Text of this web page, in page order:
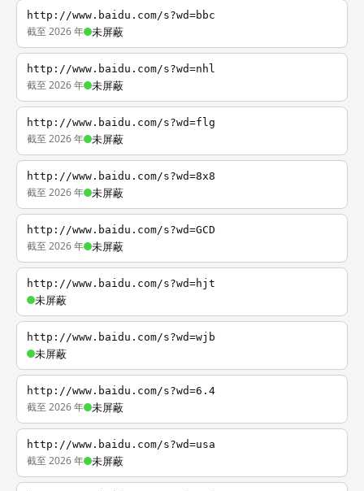
http://www.baidu.com/s?wd=bbc
截至 2026 年 未屏蔽
http://www.baidu.com/s?wd=nhl
截至 2026 年 未屏蔽
http://www.baidu.com/s?wd=flg
截至 2026 年 未屏蔽
http://www.baidu.com/s?wd=8x8
截至 2026 年 未屏蔽
http://www.baidu.com/s?wd=GCD
截至 2026 年 未屏蔽
http://www.baidu.com/s?wd=hjt
未屏蔽
http://www.baidu.com/s?wd=wjb
未屏蔽
http://www.baidu.com/s?wd=6.4
截至 2026 年 未屏蔽
http://www.baidu.com/s?wd=usa
截至 2026 年 未屏蔽